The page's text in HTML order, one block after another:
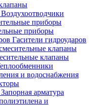
Воздухоотводчики
приборы
Гасители гидроударов
клапаны
и водоснабжения
Запорная арматура